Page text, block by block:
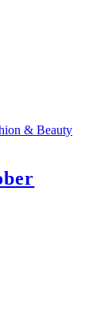
& Beauty